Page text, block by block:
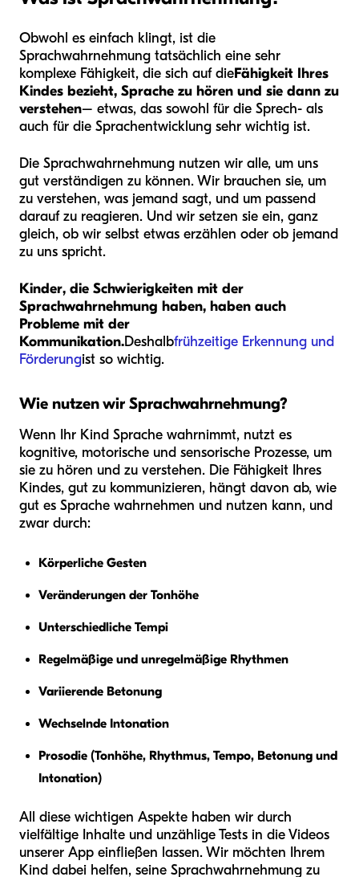
Obwohl es einfach klingt, ist die
Sprachwahrnehmung tatsächlich eine sehr
komplexe Fähigkeit, die sich auf dieFähigkeit Ihres
Kindes bezieht, Sprache zu hören und sie dann zu
verstehen– etwas, das sowohl für die Sprech- als
auch für die Sprachentwicklung sehr wichtig ist.
Die Sprachwahrnehmung nutzen wir alle, um uns
gut verständigen zu können. Wir brauchen sie, um
zu verstehen, was jemand sagt, und um passend
darauf zu reagieren. Und wir setzen sie ein, ganz
gleich, ob wir selbst etwas erzählen oder ob jemand
zu uns spricht.
Kinder, die Schwierigkeiten mit der
Sprachwahrnehmung haben, haben auch
Probleme mit der
Kommunikation.Deshalbfrühzeitige Erkennung und
Förderungist so wichtig.
Wie nutzen wir Sprachwahrnehmung?
Wenn Ihr Kind Sprache wahrnimmt, nutzt es
kognitive, motorische und sensorische Prozesse, um
sie zu hören und zu verstehen. Die Fähigkeit Ihres
Kindes, gut zu kommunizieren, hängt davon ab, wie
gut es Sprache wahrnehmen und nutzen kann, und
zwar durch:
Körperliche Gesten
Veränderungen der Tonhöhe
Unterschiedliche Tempi
Regelmäßige und unregelmäßige Rhythmen
Variierende Betonung
Wechselnde Intonation
Prosodie (Tonhöhe, Rhythmus, Tempo, Betonung und
Intonation)
All diese wichtigen Aspekte haben wir durch
vielfältige Inhalte und unzählige Tests in die Videos
unserer App einfließen lassen. Wir möchten Ihrem
Kind dabei helfen, seine Sprachwahrnehmung zu